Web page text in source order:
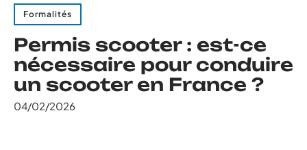
Formalités
Permis scooter : est-ce
nécessaire pour conduire
un scooter en France ?
04/02/2026